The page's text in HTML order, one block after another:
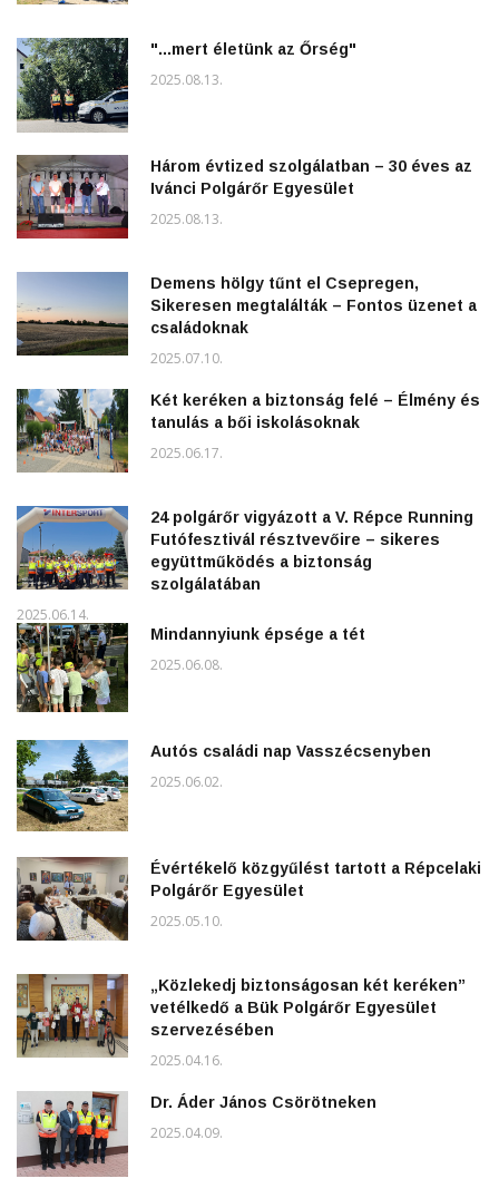
"...mert életünk az Őrség"
2025.08.13.
Három évtized szolgálatban – 30 éves az
Ivánci Polgárőr Egyesület
2025.08.13.
Demens hölgy tűnt el Csepregen,
Sikeresen megtalálták – Fontos üzenet a
családoknak
2025.07.10.
Két keréken a biztonság felé – Élmény és
tanulás a bői iskolásoknak
2025.06.17.
24 polgárőr vigyázott a V. Répce Running
Futófesztivál résztvevőire – sikeres
együttműködés a biztonság
szolgálatában
2025.06.14.
Mindannyiunk épsége a tét
2025.06.08.
Autós családi nap Vasszécsenyben
2025.06.02.
Évértékelő közgyűlést tartott a Répcelaki
Polgárőr Egyesület
2025.05.10.
„Közlekedj biztonságosan két keréken”
vetélkedő a Bük Polgárőr Egyesület
szervezésében
2025.04.16.
Dr. Áder János Csörötneken
2025.04.09.